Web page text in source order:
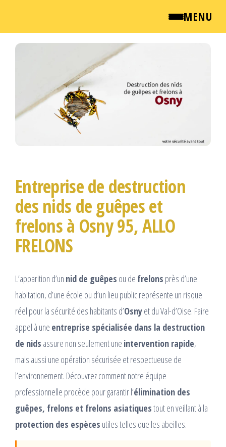
MENU
QUI SOMMES NOUS ?
TARIFS
Passer
Entreprise de destruction
des nids de guêpes et
frelons à Osny 95, ALLO
FRELONS
L’apparition d’un nid de guêpes ou de frelons près d’une
habitation, d’une école ou d’un lieu public représente un risque
réel pour la sécurité des habitants d’Osnyet du Val-d’Oise. Faire
appel à une entreprise spécialisée dans la destruction
de nids assure non seulement une intervention rapide,
mais aussi une opération sécurisée et respectueuse de
l’environnement. Découvrez comment notre équipe
professionnelle procède pour garantir l’élimination des
guêpes, frelons et frelons asiatiquestout en veillant à la
protection des espèces utiles telles que les abeilles.